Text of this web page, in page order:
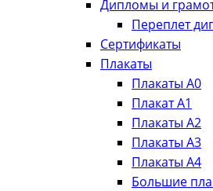
Дипломы и
Переплет
Сертификаты
Плакаты
Плакаты А0
Плакат А1
Плакаты А2
Плакаты А3
Плакаты А4
Большие